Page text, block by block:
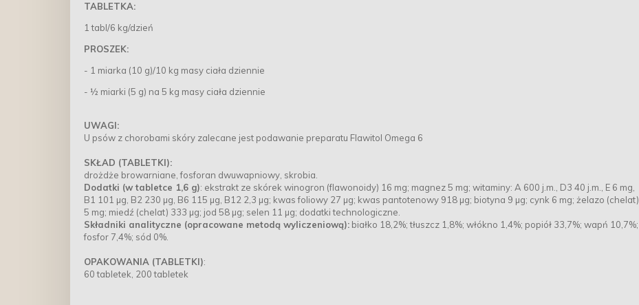
TABLETKA:
1 tabl/6 kg/dzień
PROSZEK:
- 1 miarka (10 g)/10 kg masy ciała dziennie
- ½ miarki (5 g) na 5 kg masy ciała dziennie
UWAGI:
U psów z chorobami skóry zalecane jest podawanie preparatu Flawitol Omega 6
SKŁAD (TABLETKI):
drożdże browarniane, fosforan dwuwapniowy, skrobia.
Dodatki (w tabletce 1,6 g): ekstrakt ze skórek winogron (flawonoidy) 16 mg; magnez 5 mg; witaminy: A 600 j.m., D3 40 j.m., E 6 mg,
B1 101 µg, B2 230 µg, B6 115 µg, B12 2,3 µg; kwas foliowy 27 µg; kwas pantotenowy 918 µg; biotyna 9 µg; cynk 6 mg; żelazo (chelat)
5 mg; miedź (chelat) 333 µg; jod 58 µg; selen 11 µg; dodatki technologiczne.
Składniki analityczne (opracowane metodą wyliczeniową): białko 18,2%; tłuszcz 1,8%; włókno 1,4%; popiół 33,7%; wapń 10,7%;
fosfor 7,4%; sód 0%.
OPAKOWANIA (TABLETKI):
60 tabletek, 200 tabletek